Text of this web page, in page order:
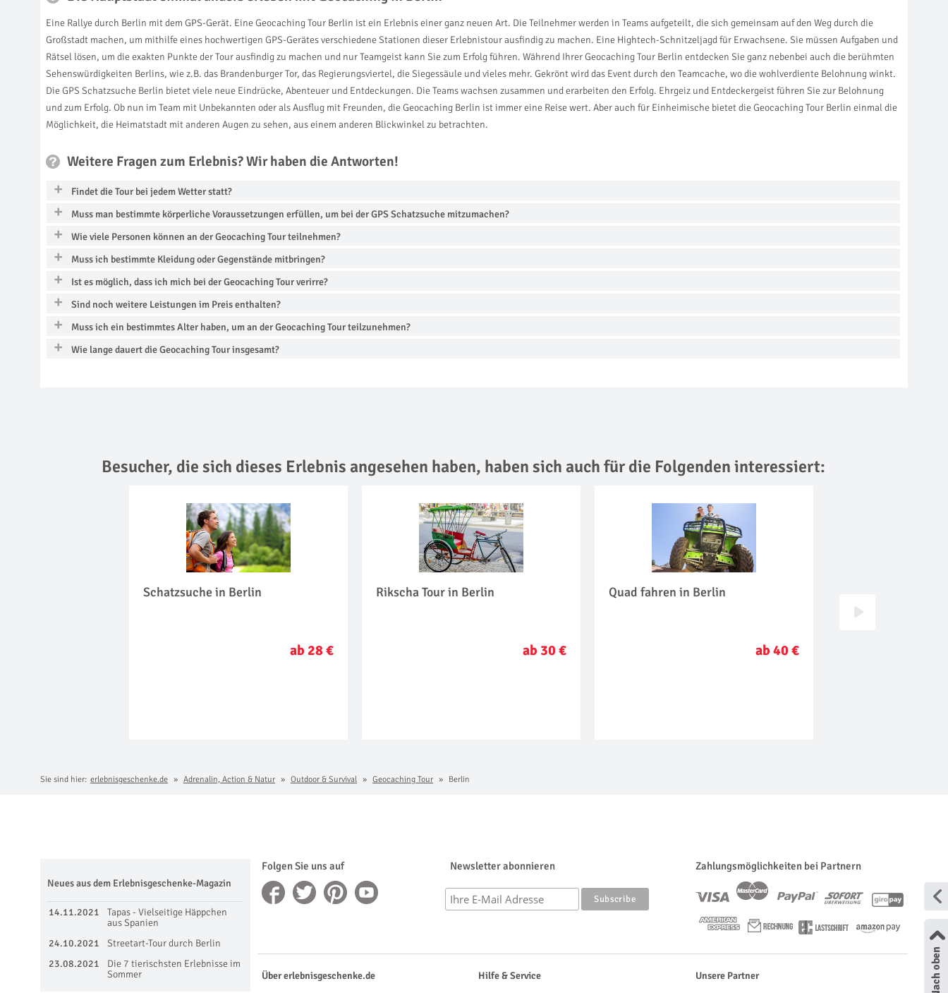
Eine Rallye durch Berlin mit dem GPS-Gerät. Eine Geocaching Tour Berlin ist ein Erlebnis einer ganz neuen Art. Die Teilnehmer werden in Teams aufgeteilt, die sich gemeinsam auf den Weg durch die
Großstadt machen, um mithilfe eines hochwertigen GPS-Gerätes verschiedene Stationen dieser Erlebnistour ausfindig zu machen. Eine Hightech-Schnitzeljagd für Erwachsene. Sie müssen Aufgaben und
Rätsel lösen, um die exakten Punkte der Tour ausfindig zu machen und nur Teamgeist kann Sie zum Erfolg führen. Während Ihrer Geocaching Tour Berlin entdecken Sie ganz nebenbei auch die berühmten
Sehenswürdigkeiten Berlins, wie z.B. das Brandenburger Tor, das Regierungsviertel, die Siegessäule und vieles mehr. Gekrönt wird das Event durch den Teamcache, wo die wohlverdiente Belohnung winkt.
Die GPS Schatzsuche Berlin bietet viele neue Eindrücke, Abenteuer und Entdeckungen. Die Teams wachsen zusammen und erarbeiten den Erfolg. Ehrgeiz und Entdeckergeist führen Sie zur Belohnung
und zum Erfolg. Ob nun im Team mit Unbekannten oder als Ausflug mit Freunden, die Geocaching Berlin ist immer eine Reise wert. Aber auch für Einheimische bietet die Geocaching Tour Berlin einmal die
Möglichkeit, die Heimatstadt mit anderen Augen zu sehen, aus einem anderen Blickwinkel zu betrachten.
Weitere Fragen zum Erlebnis? Wir haben die Antworten!
Findet die Tour bei jedem Wetter statt?
Muss man bestimmte körperliche Voraussetzungen erfüllen, um bei der GPS Schatzsuche mitzumachen?
Wie viele Personen können an der Geocaching Tour teilnehmen?
Muss ich bestimmte Kleidung oder Gegenstände mitbringen?
Ist es möglich, dass ich mich bei der Geocaching Tour verirre?
Sind noch weitere Leistungen im Preis enthalten?
Muss ich ein bestimmtes Alter haben, um an der Geocaching Tour teilzunehmen?
Wie lange dauert die Geocaching Tour insgesamt?
Besucher, die sich dieses Erlebnis angesehen haben, haben sich auch für die Folgenden interessiert:
Schatzsuche in Berlin
ab 28 €
Rikscha Tour in Berlin
ab 30 €
Quad fahren in Berlin
ab 40 €
Sie sind hier: erlebnisgeschenke.de Adrenalin, Action & Natur Outdoor & Survival Geocaching Tour Berlin
Folgen Sie uns auf Newsletter abonnieren Zahlungsmöglichkeiten bei Partnern
Neues aus dem Erlebnisgeschenke-Magazin
14.11.2021
Tapas - Vielseitige Häppchen
aus Spanien
24.10.2021
Streetart-Tour durch Berlin
23.08.2021
Die 7 tierischsten Erlebnisse im
Sommer
Über erlebnisgeschenke.de Hilfe & Service Unsere Partner